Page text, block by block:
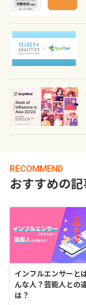
RECOMMEND
おすすめの
インフルエンサーと
んな人？芸能人との
は？